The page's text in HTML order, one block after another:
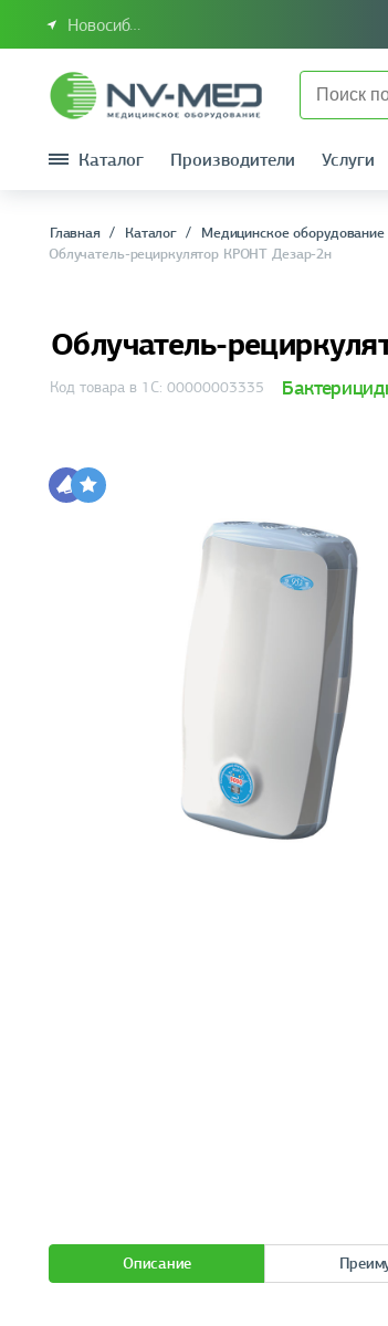
Новосибирск или Сибирский федеральный
Каталог Производители Услуги
Главная Каталог Медицинское оборудование
Облучатель-рециркулятор КРОНТ Дезар-2н
Облучатель-
Код товара в 1С: 00000003335
Описание